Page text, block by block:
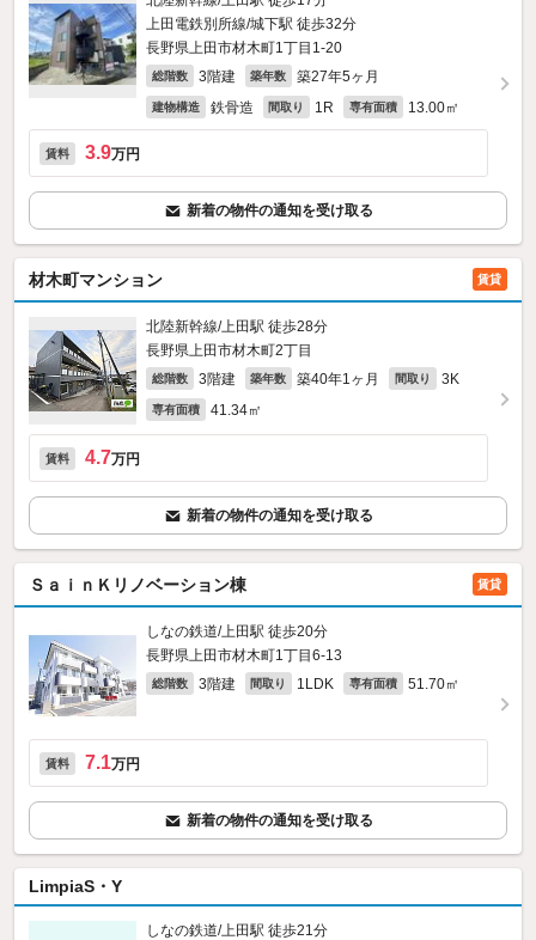
上田電鉄別所線/城下駅 徒歩32分
長野県上田市材木町1丁目1-20
総階数 3階建 築年数 築27年5ヶ月
建物構造 鉄骨造 間取り 1R 専有面積 13.00㎡
賃料 3.9万円
新着の物件の通知を受け取る
材木町マンション 賃貸
北陸新幹線/上田駅 徒歩28分
長野県上田市材木町2丁目
総階数 3階建 築年数 築40年1ヶ月 間取り 3K
専有面積 41.34㎡
賃料 4.7万円
新着の物件の通知を受け取る
ＳａｉｎＫリノベーション棟 賃貸
しなの鉄道/上田駅 徒歩20分
長野県上田市材木町1丁目6-13
総階数 3階建 間取り 1LDK 専有面積 51.70㎡
賃料 7.1万円
新着の物件の通知を受け取る
LimpiaS・Y
しなの鉄道/上田駅 徒歩21分